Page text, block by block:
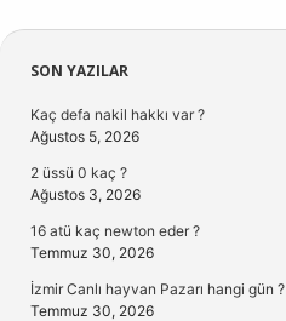
Sidebar
SON YAZILAR
Kaç defa nakil hakkı var ?
Ağustos 5, 2026
2 üssü 0 kaç ?
Ağustos 3, 2026
16 atü kaç newton eder ?
Temmuz 30, 2026
İzmir Canlı hayvan Pazarı hangi gün ?
Temmuz 30, 2026